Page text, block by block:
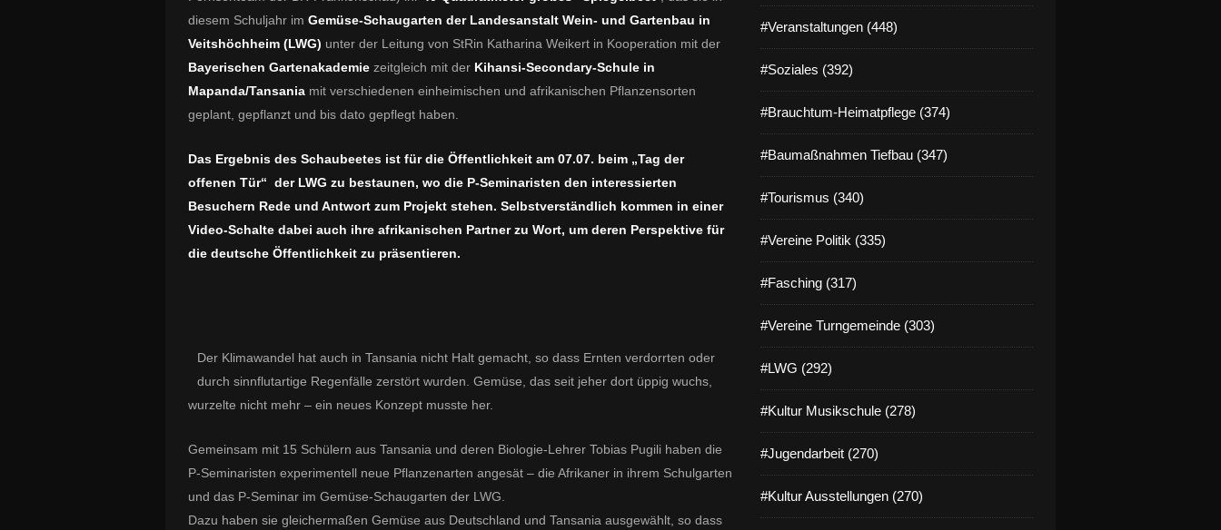
diesem Schuljahr im Gemüse-Schaugarten der Landesanstalt Wein- und Gartenbau in
Veitshöchheim (LWG) unter der Leitung von StRin Katharina Weikert in Kooperation mit der
Bayerischen Gartenakademie zeitgleich mit der Kihansi-Secondary-Schule in
Mapanda/Tansania mit verschiedenen einheimischen und afrikanischen Pflanzensorten
geplant, gepflanzt und bis dato gepflegt haben.
Das Ergebnis des Schaubeetes ist für die Öffentlichkeit am 07.07. beim „Tag der
offenen Tür“ der LWG zu bestaunen, wo die P-Seminaristen den interessierten
Besuchern Rede und Antwort zum Projekt stehen. Selbstverständlich kommen in einer
Video-Schalte dabei auch ihre afrikanischen Partner zu Wort, um deren Perspektive für
die deutsche Öffentlichkeit zu präsentieren.
Der Klimawandel hat auch in Tansania nicht Halt gemacht, so dass Ernten verdorrten oder
durch sinnflutartige Regenfälle zerstört wurden. Gemüse, das seit jeher dort üppig wuchs,
wurzelte nicht mehr – ein neues Konzept musste her.
Gemeinsam mit 15 Schülern aus Tansania und deren Biologie-Lehrer Tobias Pugili haben die
P-Seminaristen experimentell neue Pflanzenarten angesät – die Afrikaner in ihrem Schulgarten
und das P-Seminar im Gemüse-Schaugarten der LWG.
Dazu haben sie gleichermaßen Gemüse aus Deutschland und Tansania ausgewählt, so dass
#Veranstaltungen (448)
#Soziales (392)
#Brauchtum-Heimatpflege (374)
#Baumaßnahmen Tiefbau (347)
#Tourismus (340)
#Vereine Politik (335)
#Fasching (317)
#Vereine Turngemeinde (303)
#LWG (292)
#Kultur Musikschule (278)
#Jugendarbeit (270)
#Kultur Ausstellungen (270)